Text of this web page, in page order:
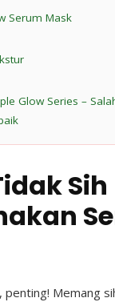
Serum Mask
Glow Series –
Sih
, penting! Memang